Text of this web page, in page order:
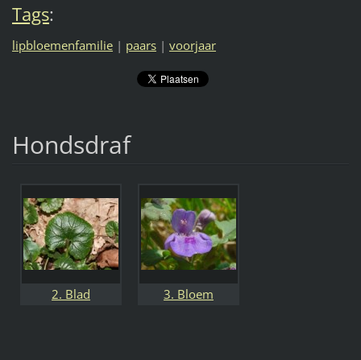
Tags:
lipbloemenfamilie | paars | voorjaar
Hondsdraf
2. Blad 3. Bloem